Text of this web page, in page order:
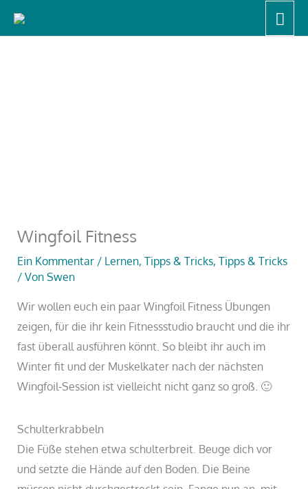
Start
Wingfoil Fitness
Ein Kommentar / Lernen, Tipps & Tricks,Tipps & Tricks
/ VonSwen
Wir wollen euch ein paar Wingfoil Fitness Übungen
zeigen, für die ihr kein Fitnessstudio braucht und die ihr
fast überall ausführen könnt. So bleibt ihr auch im
Winter fit und der Muskelkater nach der nächsten
Wingfoil-Session ist vielleicht nicht ganz so groß. 🙂
Schulterkrabbeln
Die Füße stehen etwa schulterbreit. Beuge dich vor
und setzte die Hände auf den Boden. Die Beine